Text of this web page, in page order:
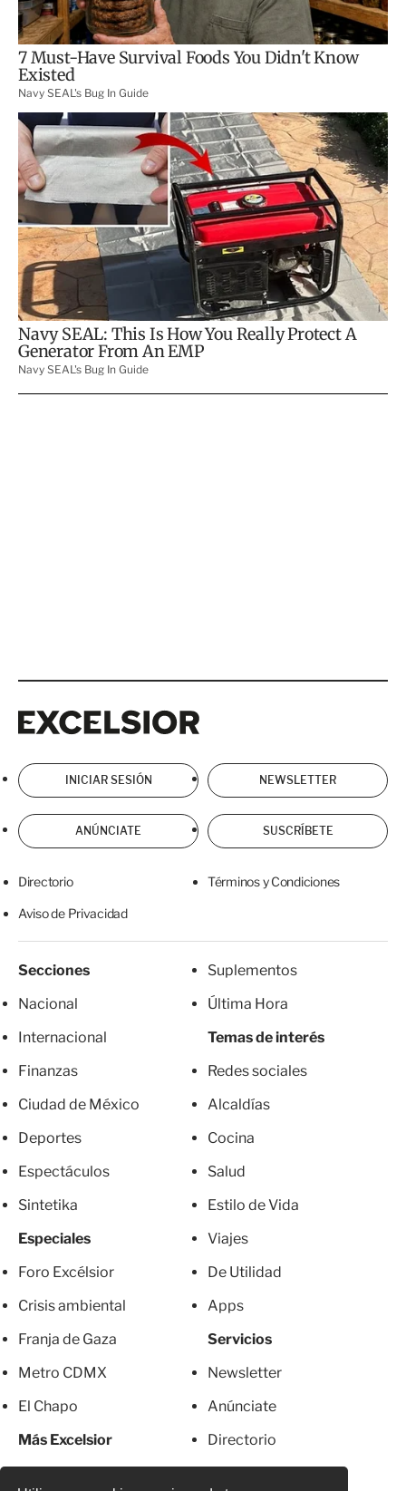
INICIAR SESIÓN NEWSLETTER
ANÚNCIATE SUSCRÍBETE
Directorio Términos y Condiciones
Aviso de Privacidad
Secciones
Nacional
Internacional
Finanzas
Ciudad de México
Deportes
Espectáculos
Sintetika
Especiales
Foro Excélsior
Crisis ambiental
Franja de Gaza
Metro CDMX
El Chapo
Más Excelsior
Suplementos
Última Hora
Temas de interés
Redes sociales
Alcaldías
Cocina
Salud
Estilo de Vida
Viajes
De Utilidad
Apps
Servicios
Newsletter
Anúnciate
Directorio